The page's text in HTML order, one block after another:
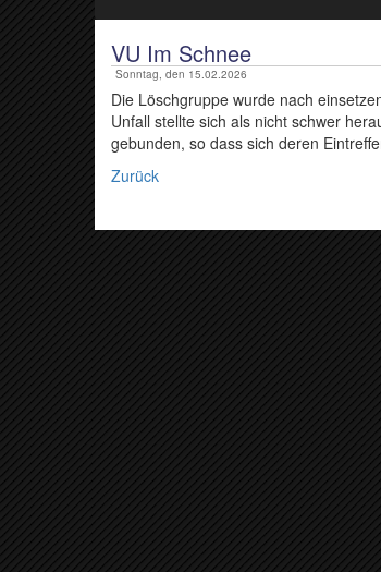
VU Im Schnee
Sonntag, den 15.02.2026
Die Löschgruppe wurde nach
Unfall stellte sich als nicht schwer
gebunden, so dass sich deren
Zurück